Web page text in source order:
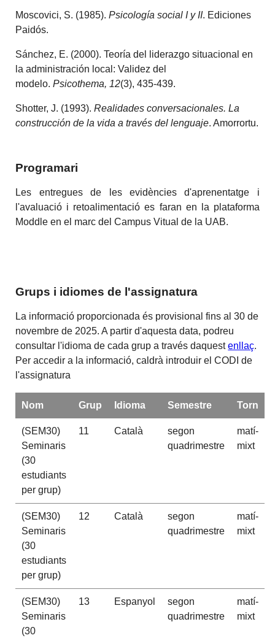
Moscovici, S. (1985).Psicologíasocial I y II. Ediciones
Paidós.
Sánchez, E. (2000). Teoría del liderazgo situacional en
la administración local: Validez del
modelo.Psicothema, 12(3), 435-439.
Shotter, J. (1993).Realidadesconversacionales. La
construcción de la vida a través dellenguaje. Amorrortu.
Programari
Les entregues de les evidències d'aprenentatge i
l'avaluació i retoalimentació es faran en la plataforma
Moddle en el marc del Campus Vitual de la UAB.
Grups i idiomes de l'assignatura
La informació proporcionada és provisional fins al 30 de
novembre de 2025. A partir d'aquesta data, podreu
consultar l'idioma de cada grup a través daquestenllaç.
Per accedir a la informació, caldrà introduir el CODI de
l'assignatura
Nom Grup Idioma Semestre Torn
(SEM30)
Seminaris
(30
estudiants
per grup)
11 Català
segon
quadrimestre
matí-
mixt
(SEM30)
Seminaris
(30
estudiants
per grup)
12 Català
segon
quadrimestre
matí-
mixt
(SEM30)
Seminaris
(30
13 Espanyol
segon
quadrimestre
matí-
mixt